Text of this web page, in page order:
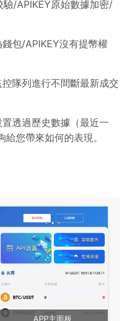
/APIKEY原始數據加密/
包/APIKEY沒有提幣權
隊列進行不間斷最新成交
透過歷史數據（最近一
您帶來如何的表現。
APP主面板